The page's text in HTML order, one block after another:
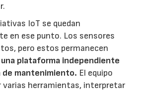
IoT se quedan
en ese punto. Los sensores
pero estos permanecen
plataforma independiente
de mantenimiento. El equipo
varias herramientas, interpretar